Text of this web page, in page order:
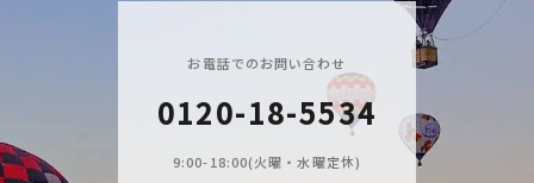
お電話でのお問い合わせ
0120-18-5534
9:00-18:00(火曜・水曜定休)